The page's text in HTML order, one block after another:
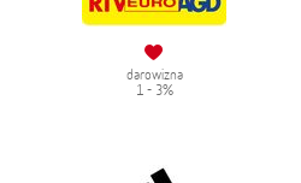
darowizna
1 - 3%